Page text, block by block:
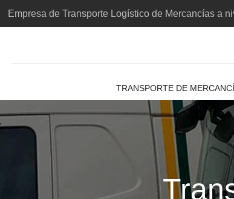
Empresa de Transporte Logístico de Mercancías a
TRANSPORTE DE